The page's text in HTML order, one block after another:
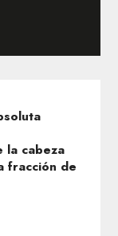
la cabeza
fracción de